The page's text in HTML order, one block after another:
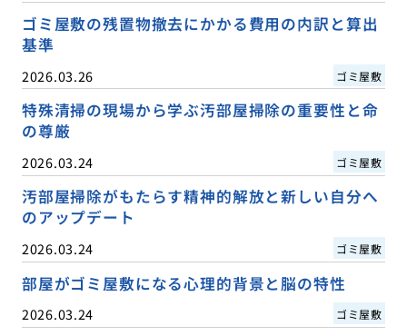
ゴミ屋敷の残置物撤去にかかる費用の内訳と算出
基準
2026.03.26 ゴミ屋敷
特殊清掃の現場から学ぶ汚部屋掃除の重要性と命
の尊厳
2026.03.24 ゴミ屋敷
汚部屋掃除がもたらす精神的解放と新しい自分へ
のアップデート
2026.03.24 ゴミ屋敷
部屋がゴミ屋敷になる心理的背景と脳の特性
2026.03.24 ゴミ屋敷